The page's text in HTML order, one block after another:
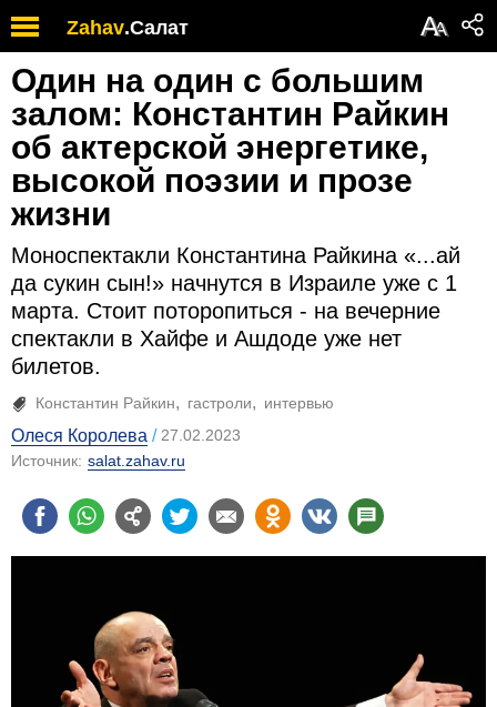
Zahav.Салат АА
Один на один с большим
залом: Константин Райкин
об актерской энергетике,
высокой поэзии и прозе
жизни
Моноспектакли Константина Райкина «...ай
да сукин сын!» начнутся в Израиле уже с 1
марта. Стоит поторопиться - на вечерние
спектакли в Хайфе и Ашдоде уже нет
билетов.
Константин Райкин гастроли интервью
Олеся Королева
27.02.2023
Источник: salat.zahav.ru